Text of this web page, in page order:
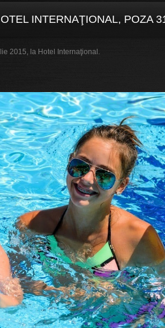
INTERNAŢIONAL, POZA
2015, la Hotel Internaţional.